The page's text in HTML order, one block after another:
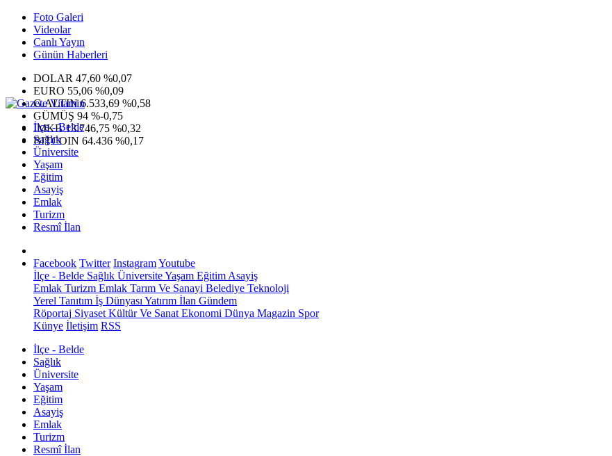
Foto Galeri
Videolar
Canlı Yayın
Günün Haberleri
DOLAR 47,60 %0,07
EURO 55,06 %0,09
G.ALTIN6.533,69 %0,58
GÜMÜŞ 94 %-0,75
IMKB13.746,75 %0,32
BITCOIN 64.436 %0,17
İlçe - Belde
Sağlık
Üniversite
Yaşam
Eğitim
Asayiş
Emlak
Turizm
Resmî İlan
Facebook Twitter InstagramYoutube
İlçe - Belde Sağlık ÜniversiteYaşam Eğitim Asayiş
Emlak Turizm Emlak Tarım Ve Sanayi Belediye Teknoloji
Yerel Tanıtım İş Dünyası Yatırım İlan Gündem
Röportaj Siyaset Kültür Ve Sanat Ekonomi Dünya Magazin Spor
Künye İletişim RSS
İlçe - Belde
Sağlık
Üniversite
Yaşam
Eğitim
Asayiş
Emlak
Turizm
Resmî İlan